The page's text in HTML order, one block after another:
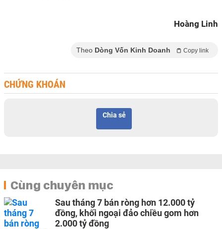
Hoàng Linh
Theo Dòng Vốn Kinh Doanh Copy link
CHỨNG KHOÁN
Chia sẻ
Cùng chuyên mục
Sau tháng 7 bán ròng hơn 12.000 tỷ
đồng, khối ngoại đảo chiều gom hơn
2.000 tỷ đồng